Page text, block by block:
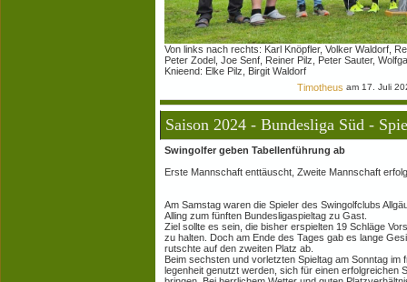
Von links nach rechts: Karl Knöpfler, Volker Waldorf,
Peter Zodel, Joe Senf, Reiner Pilz, Peter Sauter,
Knieend: Elke Pilz, Birgit Waldorf
Timotheus am 17. Juli
Saison 2024 - Bundesliga Süd -
Swingolfer geben Tabellenführung ab
Erste Mannschaft enttäuscht, Zweite Mannschaft
Am Samstag waren die Spieler des Swingolfclubs
Alling zum fünften Bundesligaspieltag zu Gast.
Ziel sollte es sein, die bisher erspielten 19 Schläge
zu halten. Doch am Ende des Tages gab es lange
rutschte auf den zweiten Platz ab.
Beim sechsten und vorletzten Spieltag am Sonntag
legenheit genutzt werden, sich für einen erfolgreichen